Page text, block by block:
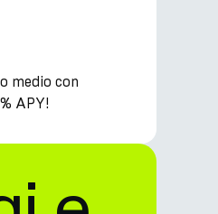
medio con
APY!